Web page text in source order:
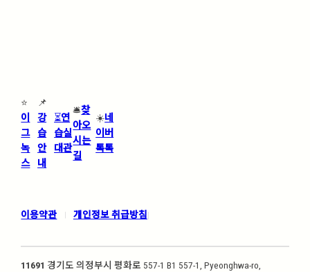
⭐
이
그
녹
스
📌
강
습
안
내
⏳연
습실
대관
🛎️찾
아오
시는
길
☀️네
이버
톡톡
이용약관 개인정보 취급방침 |
11691 경기도 의정부시 평화로 557-1 B1 557-1, Pyeonghwa-ro,